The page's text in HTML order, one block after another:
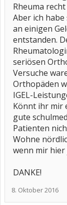
Rheuma
Aber ich habe
an einigen
entstanden.
seriösen
Versuche
Orthopäden
IGEL-
Könnt ihr mir
gute
Patienten
Wohne
wenn mir
DANKE!
8. Oktober 2016